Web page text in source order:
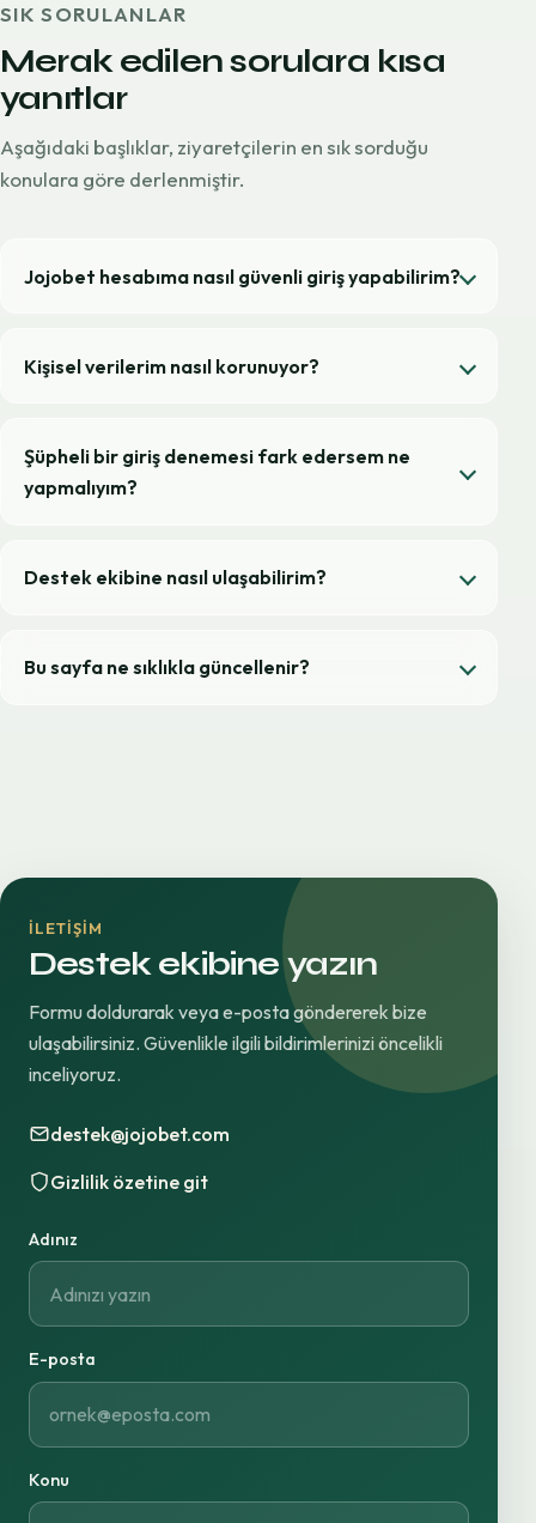
SIK SORULANLAR
Merak edilen sorulara kısa
yanıtlar
Aşağıdaki başlıklar, ziyaretçilerin en sık sorduğu
konulara göre derlenmiştir.
Jojobet hesabıma nasıl güvenli giriş yapabilirim?
Kişisel verilerim nasıl korunuyor?
Şüpheli bir giriş denemesi fark edersem ne
yapmalıyım?
Destek ekibine nasıl ulaşabilirim?
Bu sayfa ne sıklıkla güncellenir?
İLETIŞIM
Destek ekibine yazın
Formu doldurarak veya e-posta göndererek bize
ulaşabilirsiniz. Güvenlikle ilgili bildirimlerinizi öncelikli
inceliyoruz.
destek@jojobet.com
Gizlilik özetine git
Adınız
E-posta
Konu